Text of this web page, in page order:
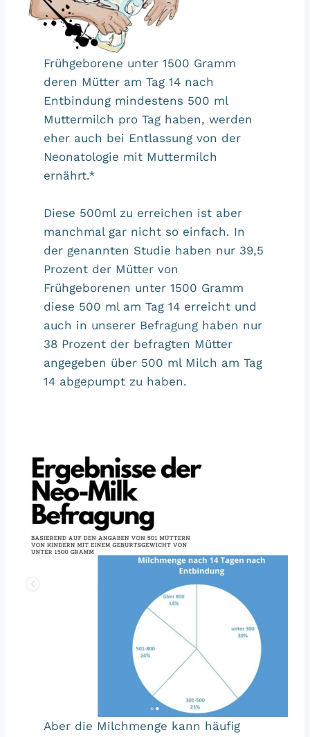
Frühgeborene unter 1500 Gramm
deren Mütter am Tag 14 nach
Entbindung mindestens 500 ml
Muttermilch pro Tag haben, werden
eher auch bei Entlassung von der
Neonatologie mit Muttermilch
ernährt.*
Diese 500ml zu erreichen ist aber
manchmal gar nicht so einfach. In
der genannten Studie haben nur 39,5
Prozent der Mütter von
Frühgeborenen unter 1500 Gramm
diese 500 ml am Tag 14 erreicht und
auch in unserer Befragung haben nur
38 Prozent der befragten Mütter
angegeben über 500 ml Milch am Tag
14 abgepumpt zu haben.
Aber die Milchmenge kann häufig